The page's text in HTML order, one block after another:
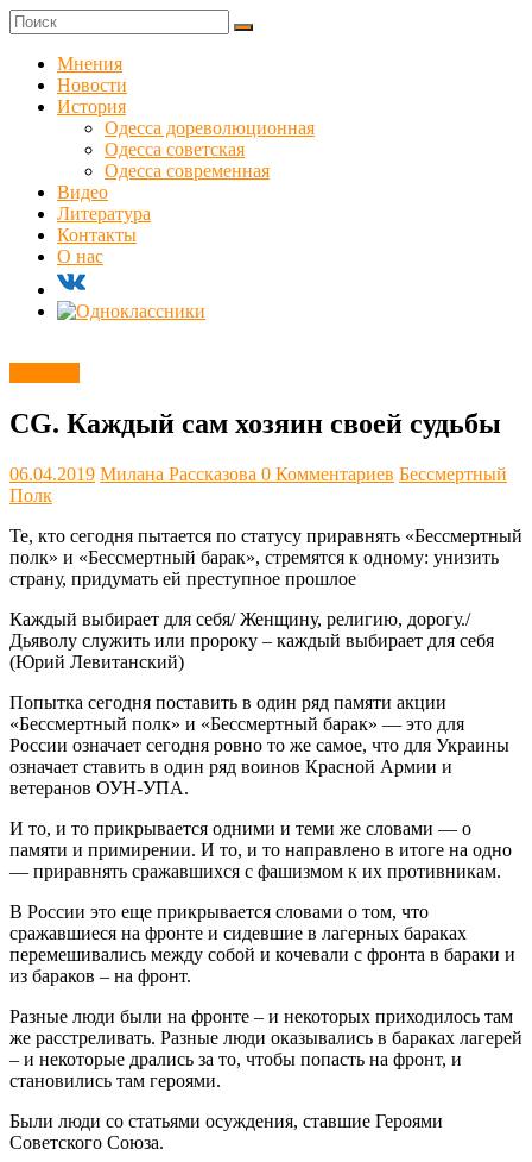
Skip
to
content
Куликовец
Сайт
одесского
сопротивления
Мнения
Новости
История
Одесса дореволюционная
Одесса советская
Одесса современная
Видео
Литература
Контакты
О нас
CG. Каждый сам хозяин своей судьбы
06.04.2019 Милана Рассказова 0 Комментариев Бессмертный
Полк
Те, кто сегодня пытается по статусу приравнять «Бессмертный
полк» и «Бессмертный барак», стремятся к одному: унизить
страну, придумать ей преступное прошлое
Каждый выбирает для себя/ Женщину, религию, дорогу./
Дьяволу служить или пророку – каждый выбирает для себя
(Юрий Левитанский)
Попытка сегодня поставить в один ряд памяти акции
«Бессмертный полк» и «Бессмертный барак» — это для
России означает сегодня ровно то же самое, что для Украины
означает ставить в один ряд воинов Красной Армии и
ветеранов ОУН-УПА.
И то, и то прикрывается одними и теми же словами — о
памяти и примирении. И то, и то направлено в итоге на одно
— приравнять сражавшихся с фашизмом к их противникам.
В России это еще прикрывается словами о том, что
сражавшиеся на фронте и сидевшие в лагерных бараках
перемешивались между собой и кочевали с фронта в бараки и
из бараков – на фронт.
Разные люди были на фронте – и некоторых приходилось там
же расстреливать. Разные люди оказывались в бараках лагерей
– и некоторые дрались за то, чтобы попасть на фронт, и
становились там героями.
Были люди со статьями осуждения, ставшие Героями
Советского Союза.